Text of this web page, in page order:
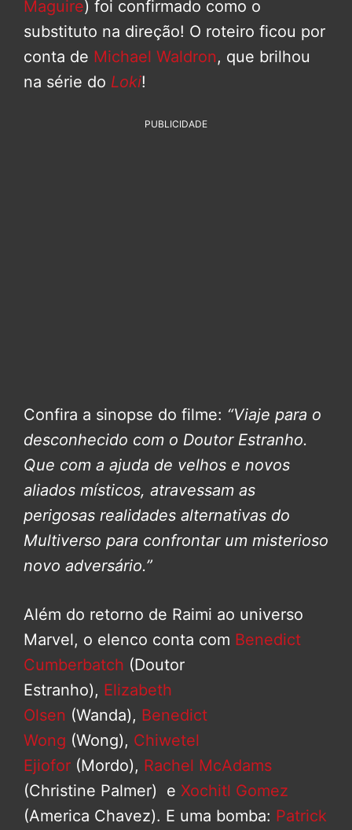
Maguire) foi confirmado como o
substituto na direção! O roteiro ficou por
conta de Michael Waldron, que brilhou
na série do Loki!
PUBLICIDADE
Confira a sinopse do filme: “Viaje para o
desconhecido com o Doutor Estranho.
Que com a ajuda de velhos e novos
aliados místicos, atravessam as
perigosas realidades alternativas do
Multiverso para confrontar um misterioso
novo adversário.”
Além do retorno de Raimi ao universo
Marvel, o elenco conta com Benedict
Cumberbatch (Doutor
Estranho), Elizabeth
Olsen (Wanda), Benedict
Wong (Wong), Chiwetel
Ejiofor (Mordo), Rachel McAdams
(Christine Palmer) e Xochitl Gomez
(America Chavez). E uma bomba: Patrick